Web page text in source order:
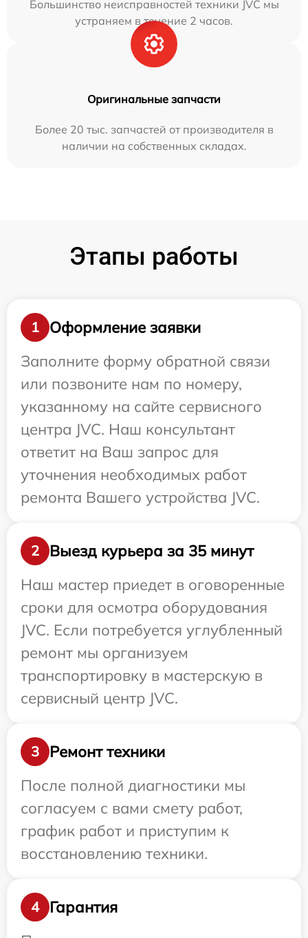
Большинство неисправностей техники JVC мы
устраняем в течение 2 часов.
Оригинальные запчасти
Более 20 тыс. запчастей от производителя в
наличии на собственных складах.
Этапы работы
1
Оформление заявки
Заполните форму обратной связи
или позвоните нам по номеру,
указанному на сайте сервисного
центра JVC. Наш консультант
ответит на Ваш запрос для
уточнения необходимых работ
ремонта Вашего устройства JVC.
2
Выезд курьера за 35 минут
Наш мастер приедет в оговоренные
сроки для осмотра оборудования
JVC. Если потребуется углубленный
ремонт мы организуем
транспортировку в мастерскую в
сервисный центр JVC.
3
Ремонт техники
После полной диагностики мы
согласуем с вами смету работ,
график работ и приступим к
восстановлению техники.
4
Гарантия